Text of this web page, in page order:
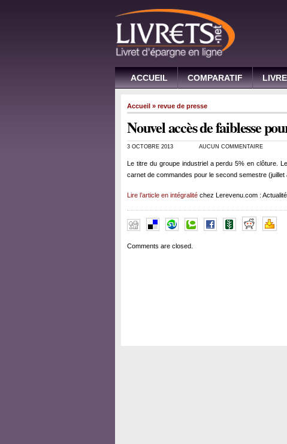
ACCUEIL COMPARATIF
Accueil » revue de presse
Nouvel accès de faiblesse
3 OCTOBRE 2013 AUCUN COMMENTAIRE
Le titre du groupe industriel a perdu 5% en clôture.
carnet de commandes pour le second semestre (juillet
Lire l’article en intégralité chez Lerevenu.com :
Comments are closed.